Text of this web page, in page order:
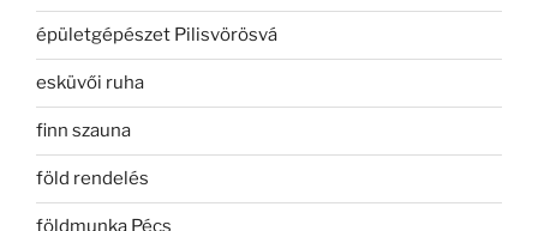
épületgépészet Pilisvörösvá
esküvői ruha
finn szauna
föld rendelés